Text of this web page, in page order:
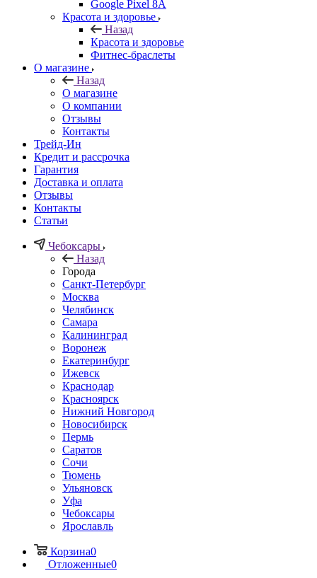
Google Pixel 8A
Красота и здоровье
Назад
Красота и здоровье
Фитнес-браслеты
О магазине
Назад
О магазине
О компании
Отзывы
Контакты
Трейд-Ин
Кредит и рассрочка
Гарантия
Доставка и оплата
Отзывы
Контакты
Статьи
Чебоксары
Назад
Города
Санкт-Петербург
Москва
Челябинск
Самара
Калининград
Воронеж
Екатеринбург
Ижевск
Краснодар
Красноярск
Нижний Новгород
Новосибирск
Пермь
Саратов
Сочи
Тюмень
Ульяновск
Уфа
Чебоксары
Ярославль
Корзина0
Отложенные0